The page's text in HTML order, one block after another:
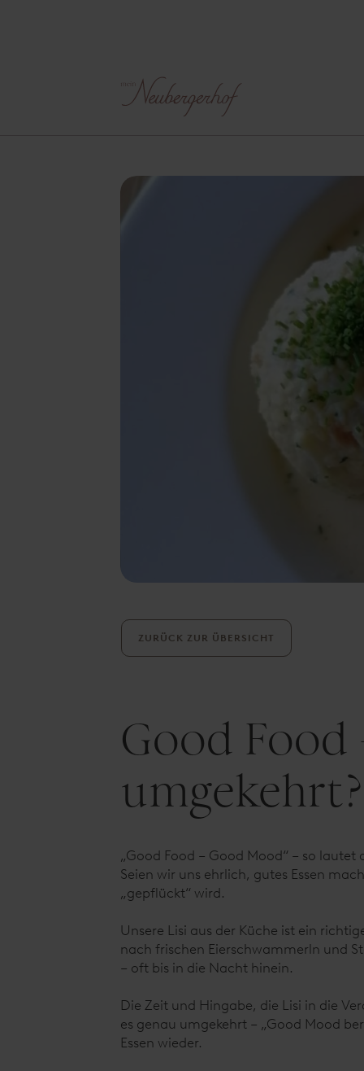
ZURÜCK ZUR ÜBERSICHT
Good
umgekehrt?
„Good Food – Good Mood“ – so lautet
Seien wir uns ehrlich, gutes Essen
„gepflückt“ wird.
Unsere Lisi aus der Küche ist ein
nach frischen Eierschwammerln und
– oft bis in die Nacht hinein.
Die Zeit und Hingabe, die Lisi in die
es genau umgekehrt – „Good Mood
Essen wieder.